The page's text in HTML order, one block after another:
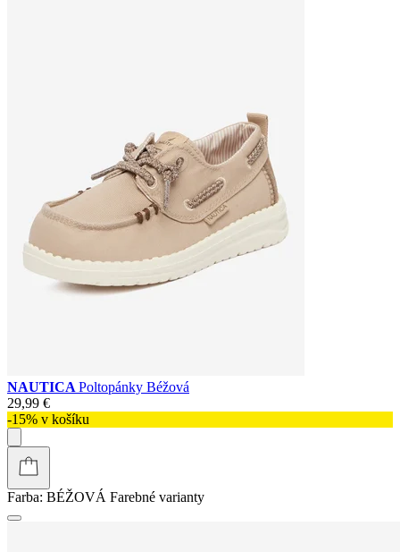
NAUTICA Poltopánky Béžová
29,99 €
-15% v košíku
Farba: BÉŽOVÁ Farebné varianty